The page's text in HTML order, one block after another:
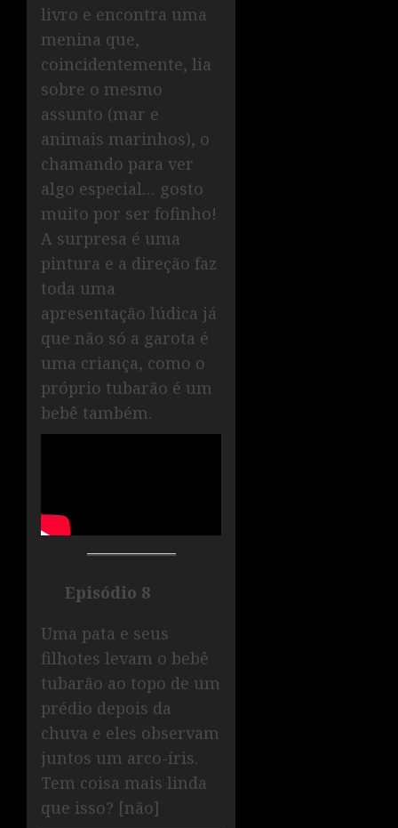
livro e encontra uma
menina que,
coincidentemente, lia
sobre o mesmo
assunto (mar e
animais marinhos), o
chamando para ver
algo especial… gosto
muito por ser fofinho!
A surpresa é uma
pintura e a direção faz
toda uma
apresentação lúdica já
que não só a garota é
uma criança, como o
próprio tubarão é um
bebê também.
Episódio 8
Uma pata e seus
filhotes levam o bebê
tubarão ao topo de um
prédio depois da
chuva e eles observam
juntos um arco-íris.
Tem coisa mais linda
que isso? [não]